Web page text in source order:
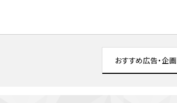
おすすめ広告・企画